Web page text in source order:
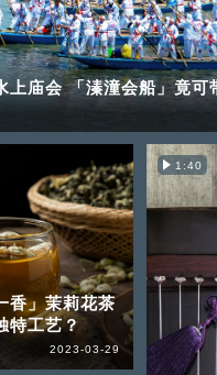
上庙会 「溱潼会船」竟可
香」茉莉花茶
特工艺？
2023-03-29
1:40